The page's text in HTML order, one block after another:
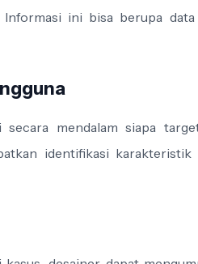
Informasi ini bisa berupa
secara mendalam siapa
identifikasi karakteristik